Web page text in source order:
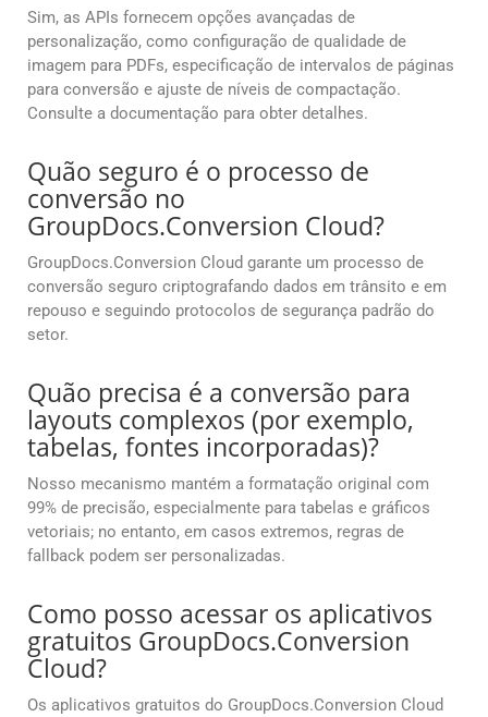
Sim, as APIs fornecem opções avançadas de
personalização, como configuração de qualidade de
imagem para PDFs, especificação de intervalos de páginas
para conversão e ajuste de níveis de compactação.
Consulte a documentação para obter detalhes.
Quão seguro é o processo de
conversão no
GroupDocs.Conversion Cloud?
GroupDocs.Conversion Cloud garante um processo de
conversão seguro criptografando dados em trânsito e em
repouso e seguindo protocolos de segurança padrão do
setor.
Quão precisa é a conversão para
layouts complexos (por exemplo,
tabelas, fontes incorporadas)?
Nosso mecanismo mantém a formatação original com
99% de precisão, especialmente para tabelas e gráficos
vetoriais; no entanto, em casos extremos, regras de
fallback podem ser personalizadas.
Como posso acessar os aplicativos
gratuitos GroupDocs.Conversion
Cloud?
Os aplicativos gratuitos do GroupDocs.Conversion Cloud